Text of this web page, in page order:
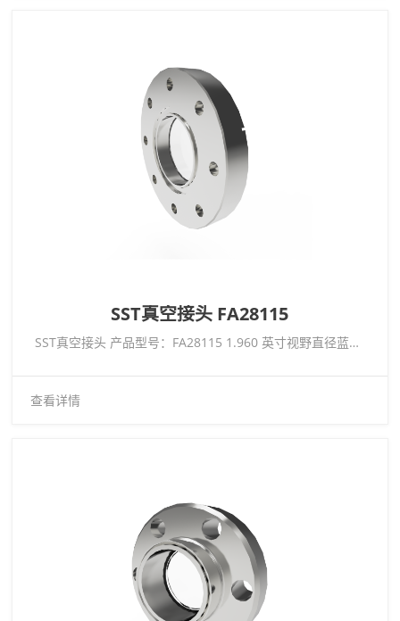
SST真空接头 FA28115
SST真空接头 产品型号：FA28115 1.960 英寸视野直径蓝宝石窗口低温额定 -269°C 至 450°C，CF4.50 Conflat 法兰
查看详情